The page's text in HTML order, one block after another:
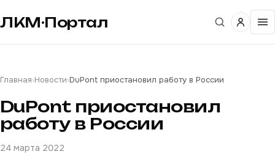
ЛКМ·Портал
Главная›Новости›DuPont приостановил работу в России
DuPont приостановил
работу в России
24 марта 2022